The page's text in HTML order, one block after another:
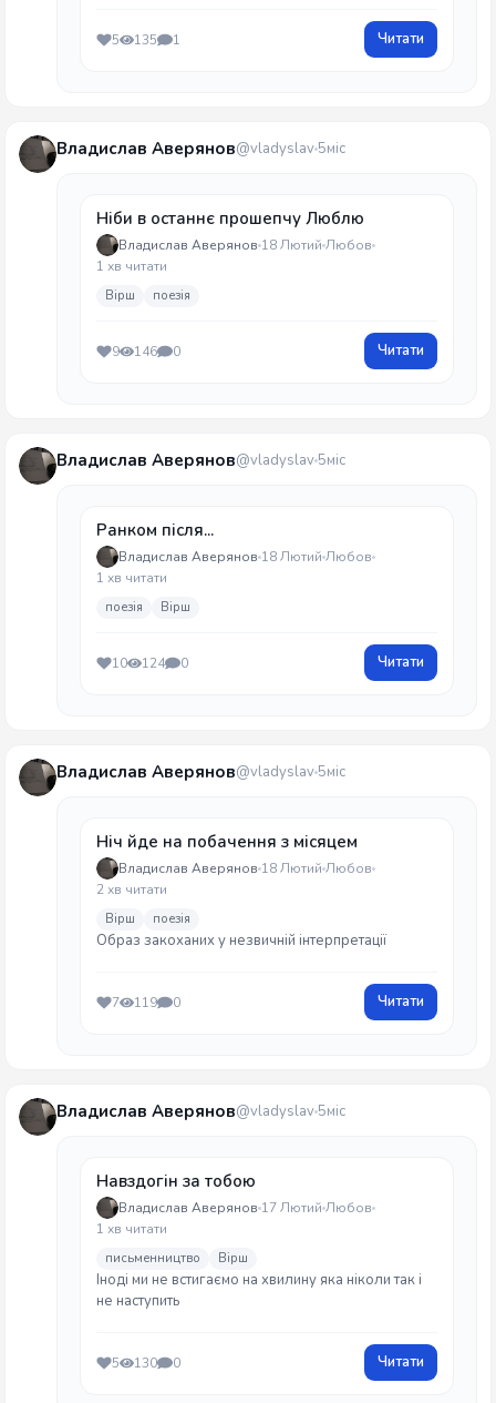
5 135 1 Читати
Владислав Аверянов@vladyslav 5міс
Ніби в останнє прошепчу Люблю
Владислав Аверянов 18 Лютий Любов
1 хв читати
Вірш поезія
9 146 0 Читати
Владислав Аверянов@vladyslav 5міс
Ранком після...
Владислав Аверянов 18 Лютий Любов
1 хв читати
поезія Вірш
10 124 0 Читати
Владислав Аверянов@vladyslav 5міс
Ніч йде на побачення з місяцем
Владислав Аверянов 18 Лютий Любов
2 хв читати
Вірш поезія
Образ закоханих у незвичній інтерпретації
7 119 0 Читати
Владислав Аверянов@vladyslav 5міс
Навздогін за тобою
Владислав Аверянов 17 Лютий Любов
1 хв читати
письменництво Вірш
Іноді ми не встигаємо на хвилину яка ніколи так і
не наступить
5 130 0 Читати